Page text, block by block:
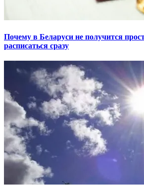
Почему в Беларуси не получится
расписаться сразу